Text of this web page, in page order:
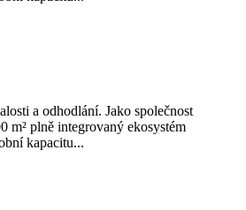
a odhodlání. Jako společnost
plně integrovaný ekosystém
kapacitu...